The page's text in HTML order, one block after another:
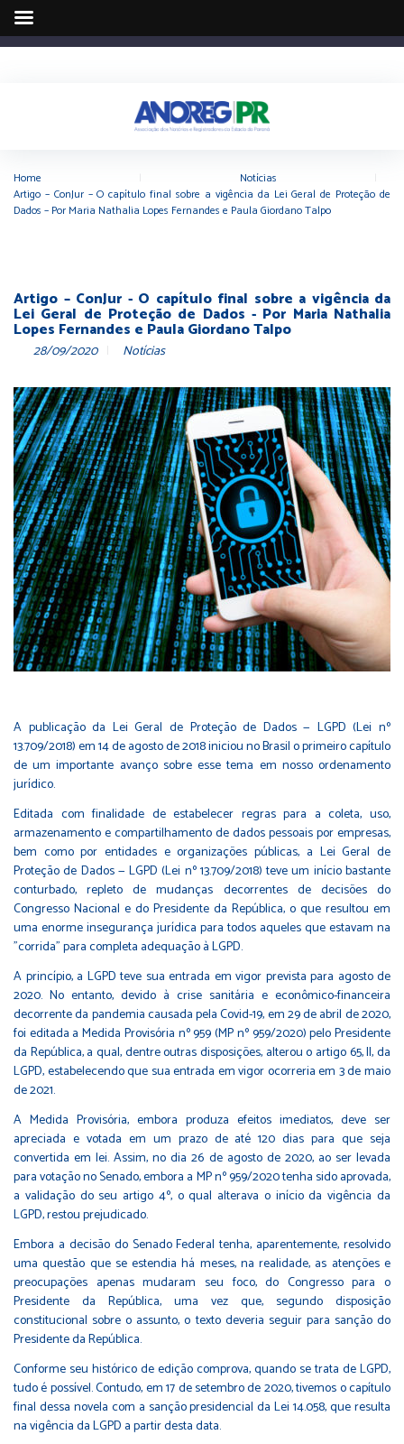
Home Notícias
Artigo – ConJur – O capítulo final sobre a vigência da Lei Geral de Proteção de
Dados – Por Maria Nathalia Lopes Fernandes e Paula Giordano Talpo
Artigo – ConJur - O capítulo final sobre a vigência da
Lei Geral de Proteção de Dados - Por Maria Nathalia
Lopes Fernandes e Paula Giordano Talpo
28/09/2020 Notícias
A publicação da Lei Geral de Proteção de Dados — LGPD (Lei nº
13.709/2018) em 14 de agosto de 2018 iniciou no Brasil o primeiro capítulo
de um importante avanço sobre esse tema em nosso ordenamento
jurídico.
Editada com finalidade de estabelecer regras para a coleta, uso,
armazenamento e compartilhamento de dados pessoais por empresas,
bem como por entidades e organizações públicas, a Lei Geral de
Proteção de Dados — LGPD (Lei nº 13.709/2018) teve um início bastante
conturbado, repleto de mudanças decorrentes de decisões do
Congresso Nacional e do Presidente da República, o que resultou em
uma enorme insegurança jurídica para todos aqueles que estavam na
"corrida" para completa adequação à LGPD.
A princípio, a LGPD teve sua entrada em vigor prevista para agosto de
2020. No entanto, devido à crise sanitária e econômico-financeira
decorrente da pandemia causada pela Covid-19, em 29 de abril de 2020,
foi editada a Medida Provisória nº 959 (MP nº 959/2020) pelo Presidente
da República, a qual, dentre outras disposições, alterou o artigo 65, II, da
LGPD, estabelecendo que sua entrada em vigor ocorreria em 3 de maio
de 2021.
A Medida Provisória, embora produza efeitos imediatos, deve ser
apreciada e votada em um prazo de até 120 dias para que seja
convertida em lei. Assim, no dia 26 de agosto de 2020, ao ser levada
para votação no Senado, embora a MP nº 959/2020 tenha sido aprovada,
a validação do seu artigo 4º, o qual alterava o início da vigência da
LGPD, restou prejudicado.
Embora a decisão do Senado Federal tenha, aparentemente, resolvido
uma questão que se estendia há meses, na realidade, as atenções e
preocupações apenas mudaram seu foco, do Congresso para o
Presidente da República, uma vez que, segundo disposição
constitucional sobre o assunto, o texto deveria seguir para sanção do
Presidente da República.
Conforme seu histórico de edição comprova, quando se trata de LGPD,
tudo é possível. Contudo, em 17 de setembro de 2020, tivemos o capítulo
final dessa novela com a sanção presidencial da Lei 14.058, que resulta
na vigência da LGPD a partir desta data.